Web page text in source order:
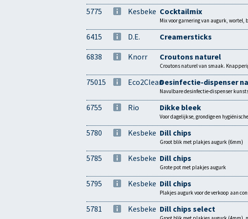
5775 Kesbeke Cocktailmix
Mix voor garnering van augurk, wortel,
6415 D.E. Creamersticks
6838 Knorr Croutons naturel
Croutons naturel van smaak.
75015 Eco2CleanDesinfectie-dispenser
Navulbare desinfectie-dispenser
6755 Rio Dikke bleek
Voor dagelijkse, grondige en
5780 Kesbeke Dill chips
Groot blik met plakjes augurk (6mm)
5785 Kesbeke Dill chips
Grote pot met plakjes augurk
5795 Kesbeke Dill chips
Plakjes augurk voor de verkoop aan
5781 Kesbeke Dill chips select